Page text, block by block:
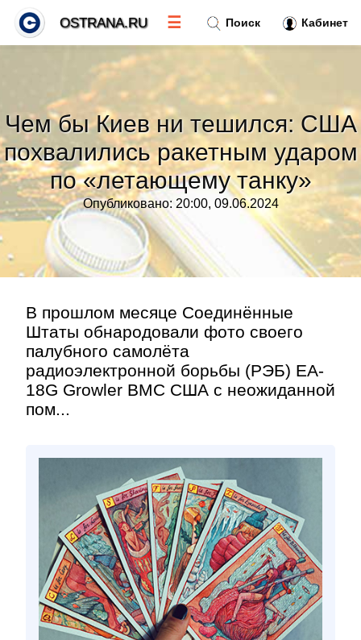
Чем бы Киев ни тешился: США
похвалились ракетным ударом
по «летающему танку»
Опубликовано: 20:00, 09.06.2024
В прошлом месяце Соединённые
Штаты обнародовали фото своего
палубного самолёта
радиоэлектронной борьбы (РЭБ) EA-
18G Growler ВМС США с неожиданной
пом...
Поиск Кабинет
OSTRANA.RU ☰
Тренды новостей»
Рубрики»
Правила
Контакт»